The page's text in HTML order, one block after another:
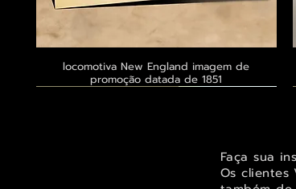
Visualização rápida
locomotiva New England imagem de
promoção datada de 1851
Faça sua
Os clientes